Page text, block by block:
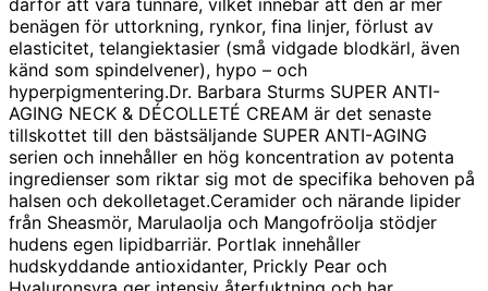
benägen för uttorkning, rynkor, fina linjer, förlust av
elasticitet, telangiektasier (små vidgade blodkärl, även
känd som spindelvener), hypo – och
hyperpigmentering.Dr. Barbara Sturms SUPER ANTI-
AGING NECK & DÉCOLLETÉ CREAM är det senaste
tillskottet till den bästsäljande SUPER ANTI-AGING
serien och innehåller en hög koncentration av potenta
ingredienser som riktar sig mot de specifika behoven på
halsen och dekolletaget.Ceramider och närande lipider
från Sheasmör, Marulaolja och Mangofröolja stödjer
hudens egen lipidbarriär. Portlak innehåller
hudskyddande antioxidanter, Prickly Pear och